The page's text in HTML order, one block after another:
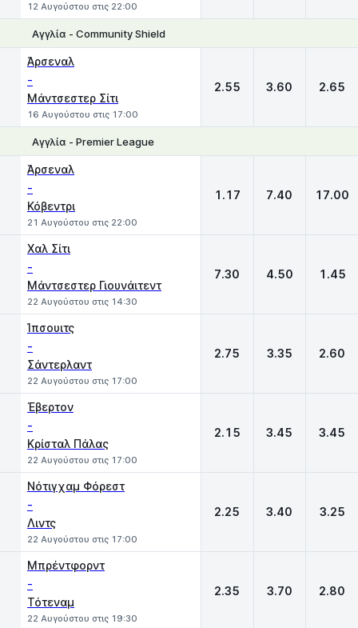
12 Αυγούστου στις 22:00
Αγγλία - Community Shield
Άρσεναλ
-
Μάντσεστερ Σίτι
16 Αυγούστου στις 17:00
2.55 3.60 2.65
Αγγλία - Premier League
Άρσεναλ
-
Κόβεντρι
21 Αυγούστου στις 22:00
1.17 7.40 17.00
Χαλ Σίτι
-
Μάντσεστερ Γιουνάιτεντ
22 Αυγούστου στις 14:30
7.30 4.50 1.45
Ίπσουιτς
-
Σάντερλαντ
22 Αυγούστου στις 17:00
2.75 3.35 2.60
Έβερτον
-
Κρίσταλ Πάλας
22 Αυγούστου στις 17:00
2.15 3.45 3.45
Νότιγχαμ Φόρεστ
-
Λιντς
22 Αυγούστου στις 17:00
2.25 3.40 3.25
Μπρέντφορντ
-
Τότεναμ
22 Αυγούστου στις 19:30
2.35 3.70 2.80